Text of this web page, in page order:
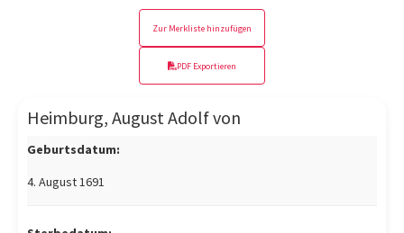
Zur Merkliste hinzufügen
PDF Exportieren
Heimburg, August Adolf von
Geburtsdatum:
4. August 1691